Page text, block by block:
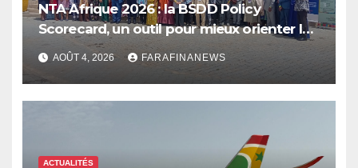
NTA Afrique 2026 : la BSDD Policy
Scorecard, un outil pour mieux orienter les
dépenses publiques
AOÛT 4, 2026 FARAFINANEWS
ACTUALITÉS